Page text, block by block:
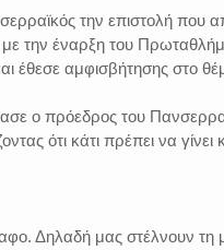
την επιστολή που
με την έναρξη του
έθεσε αμφισβήτησης στο
ο πρόεδρος του
ότι κάτι πρέπει να γίνει
Δηλαδή μας στέλνουν τη